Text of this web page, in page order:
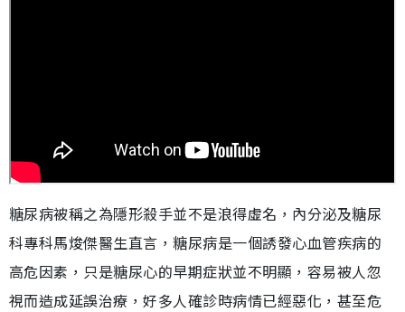
糖尿病被稱之為隱形殺手並不是浪得虛名，內分泌及糖尿
科專科馬焌傑醫生直言，糖尿病是一個誘發心血管疾病的
高危因素，只是糖尿心的早期症狀並不明顯，容易被人忽
視而造成延誤治療，好多人確診時病情已經惡化，甚至危